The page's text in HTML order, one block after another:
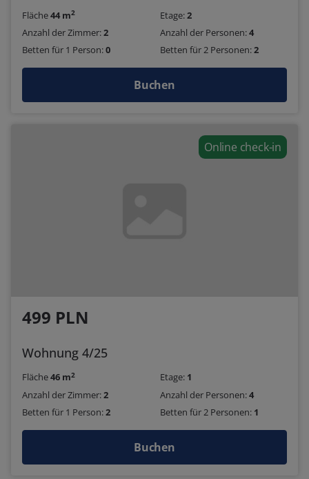
Fläche44 m2 Etage:2
Anzahl der Zimmer:2 Anzahl der Personen:4
Betten für 1 Person:0 Betten für 2 Personen:2
Buchen
Online check-in
499 PLN
Wohnung 4/25
Fläche46 m2 Etage: 1
Anzahl der Zimmer:2 Anzahl der Personen:4
Betten für 1 Person:2 Betten für 2 Personen: 1
Buchen